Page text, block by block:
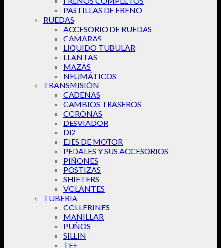
PASTILLAS DE FRENO
RUEDAS
ACCESORIO DE RUEDAS
CAMARAS
LIQUIDO TUBULAR
LLANTAS
MAZAS
NEUMÁTICOS
TRANSMISIÓN
CADENAS
CAMBIOS TRASEROS
CORONAS
DESVIADOR
Di2
EJES DE MOTOR
PEDALES Y SUS ACCESORIOS
PIÑONES
POSTIZAS
SHIFTERS
VOLANTES
TUBERIA
COLLERINES
MANILLAR
PUÑOS
SILLIN
TEE